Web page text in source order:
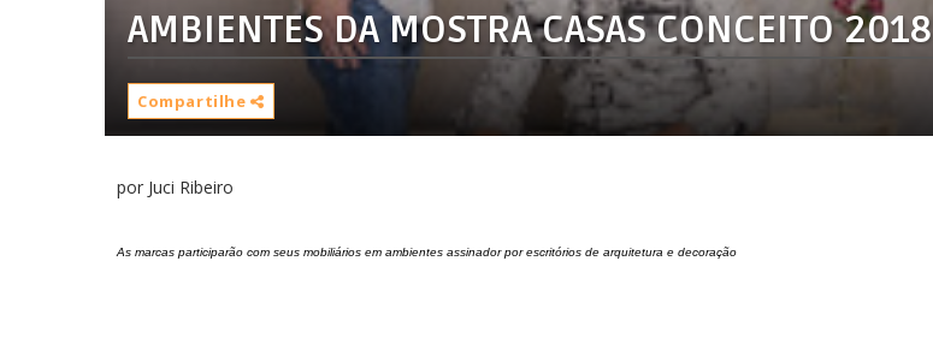
AMBIENTES DA MOSTRA CASAS CONCEITO 2018
Compartilhe
por Juci Ribeiro
As marcas participarão com seus mobiliários em ambientes assinador por escritórios de arquitetura e decoração